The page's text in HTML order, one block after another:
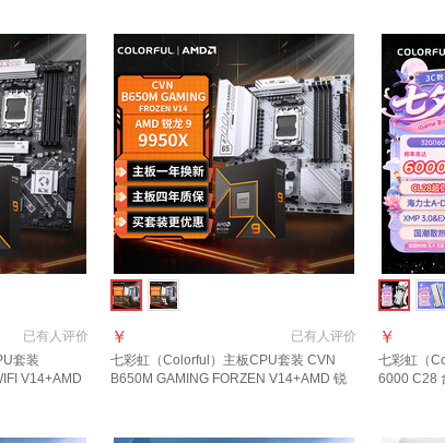
已有人评价
套装
V14+AMD
已有人评价
￥
七彩虹（Colorful）主板CPU套装 CVN
B650M GAMING FORZEN V14+AMD 锐
￥
七彩虹（
6000 C28